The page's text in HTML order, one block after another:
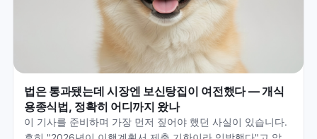
법은 통과됐는데 시장엔 보신탕집이 여전했다 — 개식
용종식법, 정확히 어디까지 왔나
이 기사를 준비하며 가장 먼저 짚어야 했던 사실이 있습니다.